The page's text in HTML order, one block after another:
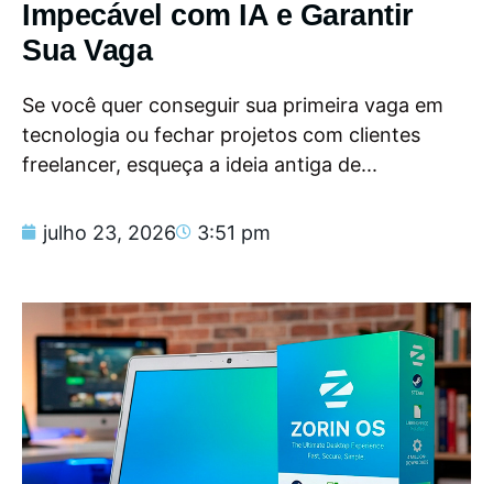
Impecável com IA e Garantir
Sua Vaga
Se você quer conseguir sua primeira vaga em
tecnologia ou fechar projetos com clientes
freelancer, esqueça a ideia antiga de...
julho 23, 2026 3:51 pm